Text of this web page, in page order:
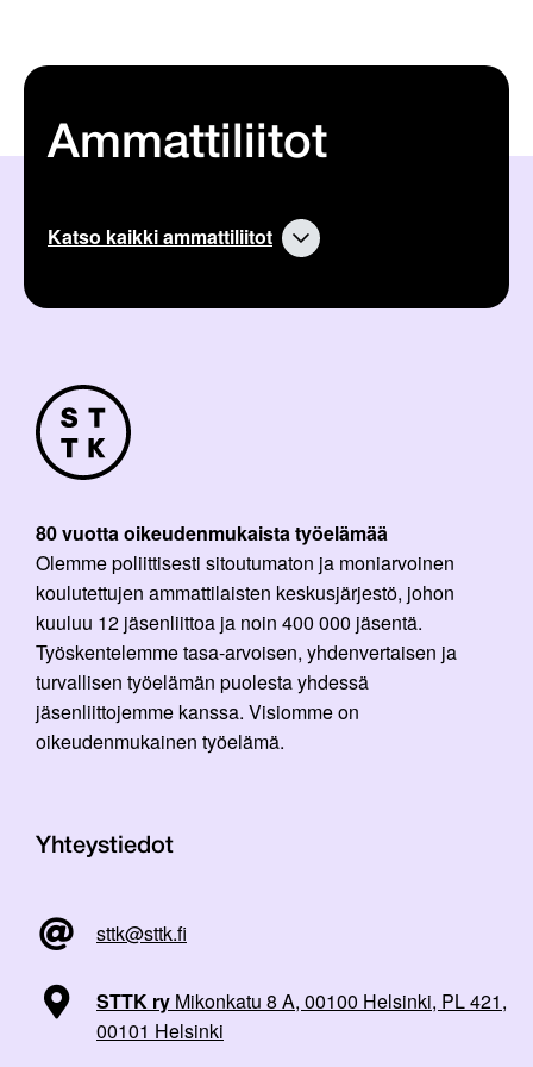
Ammattiliitot
Katso kaikki ammattiliitot
80 vuotta oikeudenmukaista työelämää
Olemme poliittisesti sitoutumaton ja moniarvoinen
koulutettujen ammattilaisten keskusjärjestö, johon
kuuluu 12 jäsenliittoa ja noin 400 000 jäsentä.
Työskentelemme tasa-arvoisen, yhdenvertaisen ja
turvallisen työelämän puolesta yhdessä
jäsenliittojemme kanssa. Visiomme on
oikeudenmukainen työelämä.
Yhteystiedot
sttk@sttk.fi
STTK ry Mikonkatu 8 A, 00100 Helsinki, PL 421,
00101 Helsinki